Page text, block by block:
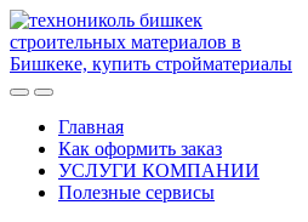
Skip
to
navigation
Skip
to
content
Главная
Как оформить заказ
УСЛУГИ КОМПАНИИ
Полезные сервисы